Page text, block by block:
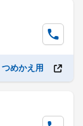
めかえ用